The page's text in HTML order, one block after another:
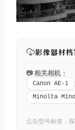
影像器材档
📷 相关相机：
Canon AE-1
Minolta
点击型号标签，